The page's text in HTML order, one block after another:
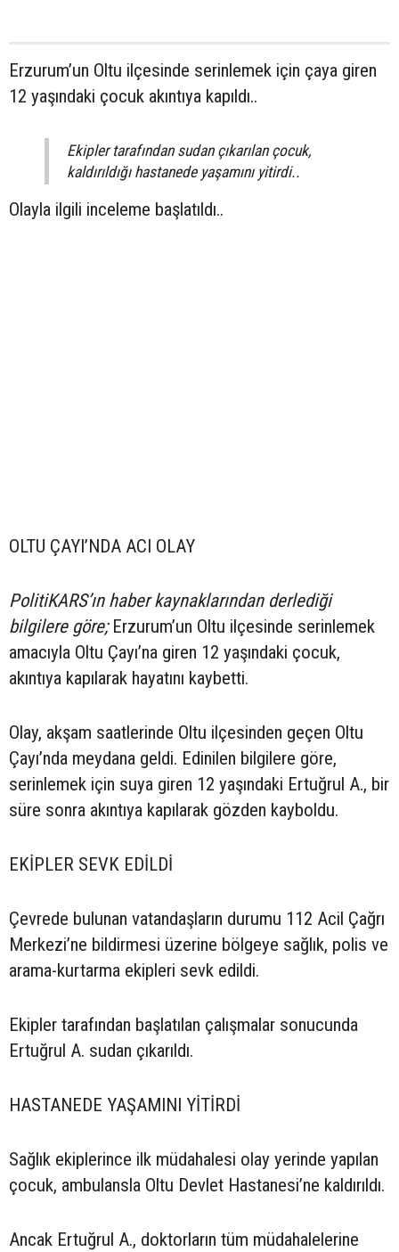
Erzurum’un Oltu ilçesinde serinlemek için çaya giren
12 yaşındaki çocuk akıntıya kapıldı..
Ekipler tarafından sudan çıkarılan çocuk,
kaldırıldığı hastanede yaşamını yitirdi..
Olayla ilgili inceleme başlatıldı..
OLTU ÇAYI’NDA ACI OLAY
PolitiKARS’ın haber kaynaklarından derlediği
bilgilere göre;Erzurum’un Oltu ilçesinde serinlemek
amacıyla Oltu Çayı’na giren 12 yaşındaki çocuk,
akıntıya kapılarak hayatını kaybetti.
Olay, akşam saatlerinde Oltu ilçesinden geçen Oltu
Çayı’nda meydana geldi. Edinilen bilgilere göre,
serinlemek için suya giren 12 yaşındaki Ertuğrul A., bir
süre sonra akıntıya kapılarak gözden kayboldu.
EKİPLER SEVK EDİLDİ
Çevrede bulunan vatandaşların durumu 112 Acil Çağrı
Merkezi’ne bildirmesi üzerine bölgeye sağlık, polis ve
arama-kurtarma ekipleri sevk edildi.
Ekipler tarafından başlatılan çalışmalar sonucunda
Ertuğrul A. sudan çıkarıldı.
HASTANEDE YAŞAMINI YİTİRDİ
Sağlık ekiplerince ilk müdahalesi olay yerinde yapılan
çocuk, ambulansla Oltu Devlet Hastanesi’ne kaldırıldı.
Ancak Ertuğrul A., doktorların tüm müdahalelerine